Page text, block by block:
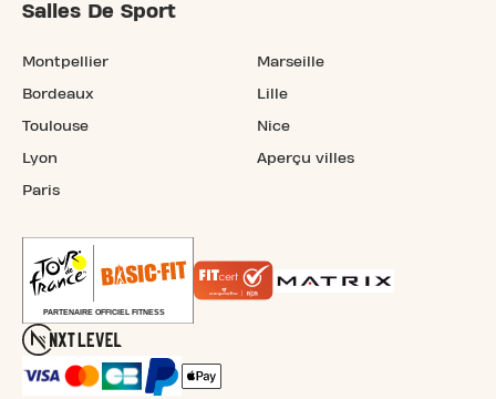
Salles De Sport
Montpellier
Bordeaux
Toulouse
Lyon
Paris
Marseille
Lille
Nice
Aperçu villes